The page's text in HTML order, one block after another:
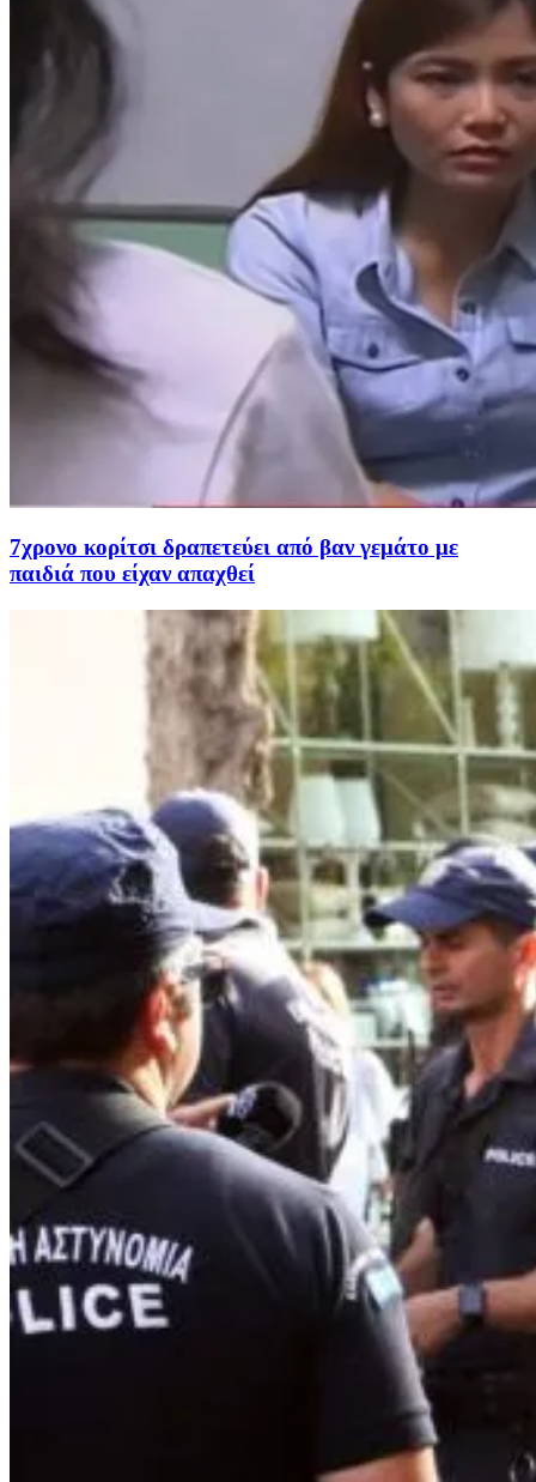
7χρονο κορίτσι δραπετεύει από βαν γεμάτο με
παιδιά που είχαν απαχθεί